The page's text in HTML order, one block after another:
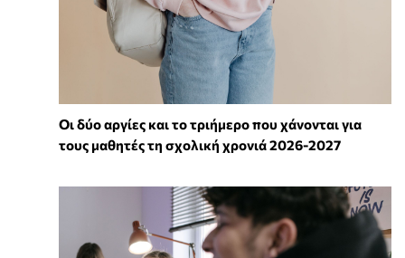
Οι δύο αργίες και το τριήμερο που χάνονται για
τους μαθητές τη σχολική χρονιά 2026-2027